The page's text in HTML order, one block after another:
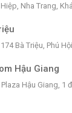
Nha Trang,
Bà Triệu, Phú
Hậu Giang
Hậu Giang, 1